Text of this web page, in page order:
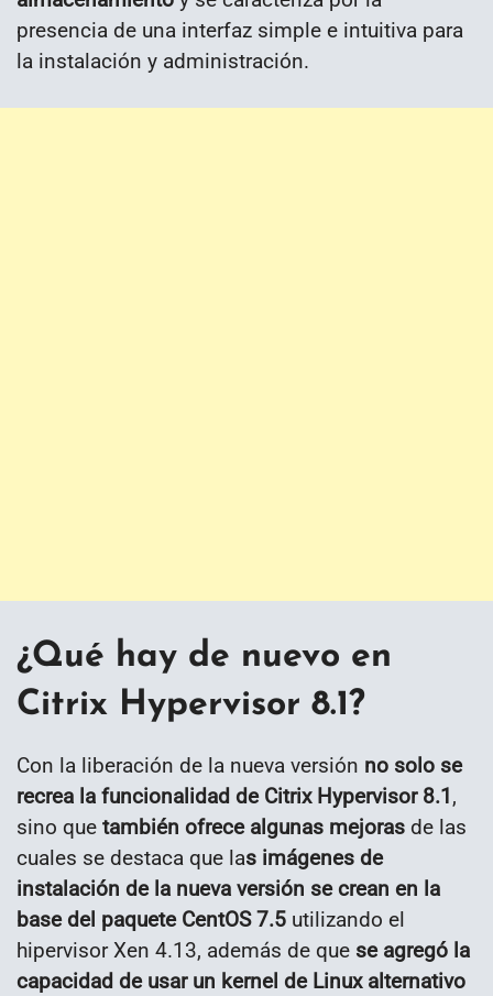
presencia de una interfaz simple e intuitiva para
la instalación y administración.
¿Qué hay de nuevo en
Citrix Hypervisor 8.1?
Con la liberación de la nueva versión no solo se
recrea la funcionalidad de Citrix Hypervisor 8.1,
sino que también ofrece algunas mejoras de las
cuales se destaca que las imágenes de
instalación de la nueva versión se crean en la
base del paquete CentOS 7.5 utilizando el
hipervisor Xen 4.13, además de que se agregó la
capacidad de usar un kernel de Linux alternativo